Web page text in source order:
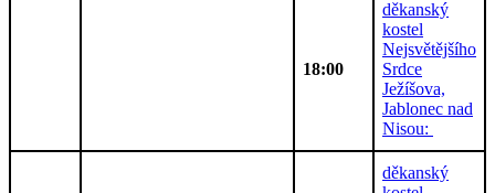
18:00
děkanský
kostel
Nejsvětějšího
Srdce
Ježíšova,
Jablonec nad
Nisou:
děkanský